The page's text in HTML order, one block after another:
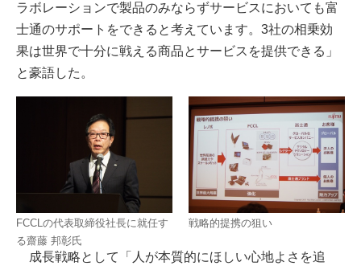
ラボレーションで製品のみならずサービスにおいても富
士通のサポートをできると考えています。3社の相乗効
果は世界で十分に戦える商品とサービスを提供できる」
と豪語した。
FCCLの代表取締役社長に就任す
る齋藤 邦彰氏
戦略的提携の狙い
成長戦略として「人が本質的にほしい心地よさを追